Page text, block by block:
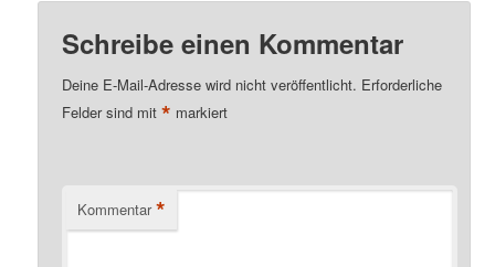
Schreibe einen Kommentar
Deine E-Mail-Adresse wird nicht veröffentlicht. Erforderliche
Felder sind mit* markiert
Kommentar *